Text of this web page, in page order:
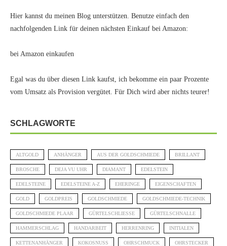
Hier kannst du meinen Blog unterstützen. Benutze einfach den
nachfolgenden Link für deinen nächsten Einkauf bei Amazon:
bei Amazon einkaufen
Egal was du über diesen Link kaufst, ich bekomme ein paar Prozente
vom Umsatz als Provision vergütet. Für Dich wird aber nichts teurer!
SCHLAGWORTE
ALTGOLD ANHÄNGER AUS DER GOLDSCHMIEDE BRILLANT
BROSCHE DEJA VU UHR DIAMANT EDELSTEIN
EDELSTEINE EDELSTEINE A-Z EHERINGE EIGENSCHAFTEN
GOLD GOLDPREIS GOLDSCHMIEDE GOLDSCHMIEDE-TECHNIK
GOLDSCHMIEDE PLAAR GÜRTELSCHLIESSE GÜRTELSCHNALLE
HAMMERSCHLAG HANDARBEIT HERRENRING INITIALEN
KETTENANHÄNGER KOKOSNUSS OHRSCHMUCK OHRSTECKER